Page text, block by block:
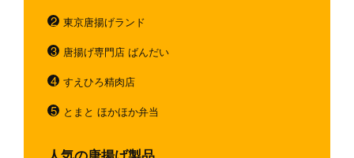
東京唐揚げランド
唐揚げ専門店 ばんだい
すえひろ精肉店
とまと ほかほか弁当